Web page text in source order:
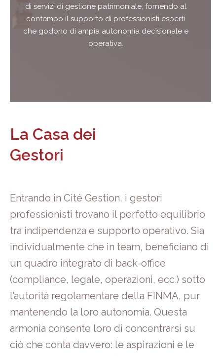
di servizi di gestione patrimoniale, fornendo al
contempo il supporto di professionisti esperti
che godono di ampia autonomia decisionale e
operativa.
La Casa dei
Gestori
Entrando in Cité Gestion, i gestori
professionisti trovano il perfetto equilibrio
tra indipendenza e supporto operativo. Sia
individualmente che in team, beneficiano di
un quadro integrato di back-office
(compliance, legale, operazioni, ecc.) sotto
l’autorità regolamentare della FINMA, pur
mantenendo la loro autonomia. Questa
armonia consente loro di concentrarsi su
ciò che conta davvero: le aspirazioni e le